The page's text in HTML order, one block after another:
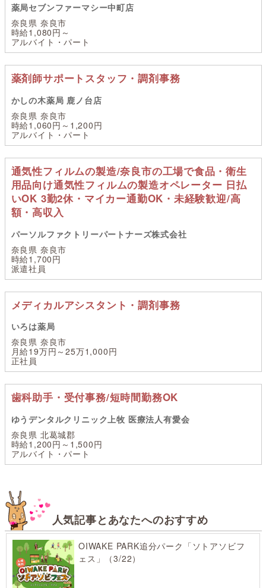
薬局セブンファーマシー中町店
奈良県 奈良市
時給1,080円～
アルバイト・パート
薬剤師サポートスタッフ・調剤事務
かしの木薬局 鹿ノ台店
奈良県 奈良市
時給1,060円～1,200円
アルバイト・パート
通気性フィルムの製造/奈良市の工場で食品・衛生
用品向け通気性フィルムの製造オペレーター 日払
いOK 3勤2休・マイカー通勤OK・未経験歓迎/高
額・高収入
パーソルファクトリーパートナーズ株式会社
奈良県 奈良市
時給1,700円
派遣社員
メディカルアシスタント・調剤事務
いろは薬局
奈良県 奈良市
月給19万円～25万1,000円
正社員
歯科助手・受付事務/短時間勤務OK
ゆうデンタルクリニック上牧 医療法人有愛会
奈良県 北葛城郡
時給1,200円～1,500円
アルバイト・パート
人気記事とあなたへのおすすめ
OIWAKE PARK追分パーク「ソトアソビフ
ェス」（3/22）